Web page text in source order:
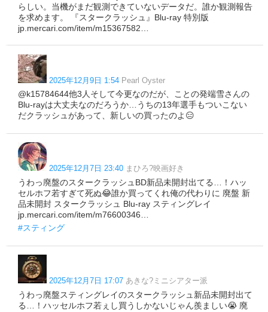
らしい。当機がまだ観測できていないデータだ。誰か観測報告
を求めます。 『スタークラッシュ』Blu-ray 特別版
jp.mercari.com/item/m15367582…
2025年12月9日 1:54 Pearl Oyster
@k15784644他3人そして今更なのだが、ことの発端雪さんの
Blu-rayは大丈夫なのだろうか…うちの13年選手もついこない
だクラッシュがあって、新しいの買ったのよ😑
2025年12月7日 23:40 まひろ?映画好き
うわっ廃盤のスタークラッシュBD新品未開封出てる…！ハッ
セルホフ若すぎて死ぬ😂誰か買ってくれ俺の代わりに 廃盤 新
品未開封 スタークラッシュ Blu-ray スティングレイ
jp.mercari.com/item/m76600346…
#スティング
2025年12月7日 17:07 あきな?ミニシアター派
うわっ廃盤スティングレイのスタークラッシュ新品未開封出て
る…！ハッセルホフ若ぇし買うしかないじゃん羨ましい😭 廃